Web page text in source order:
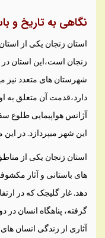
نگاهی به تاریخ و
استان زنجان یکی از
زنجان است،این استان
شهرستان های متعدد نیز
دارد،قدمت آن متعلق به
آژانس هواپیمایی طلوع
این شهر میپردازد. در این
استان زنجان یکی از
های باستانی و آثار
دهد. غار گلیجک که در
گرفته، پناهگاه انسان در
آثاری از زندگی انسان